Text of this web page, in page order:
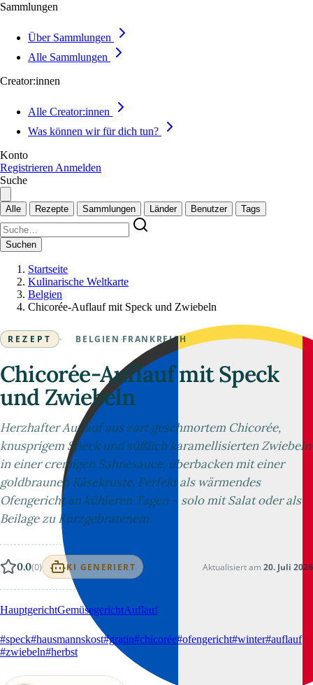
Sammlungen
Über Sammlungen
Alle Sammlungen
Creator:innen
Alle Creator:innen
Was können wir für dich tun?
Konto
Registrieren Anmelden
Suche
Alle Rezepte Sammlungen Länder Benutzer Tags
Suchen
Startseite
Kulinarische Weltkarte
Belgien
Chicorée-Auflauf mit Speck und Zwiebeln
REZEPT · BELGIEN ·FRANKREICH
Chicorée-Auflauf mit Speck
und Zwiebeln
Herzhafter Auflauf aus zart geschmortem Chicorée,
knusprigem Speck und süßlich karamellisierten Zwiebeln
in einer cremigen Sahnesauce, überbacken mit einer
goldbraunen Käsekruste. Perfekt als wärmendes
Ofengericht an kühleren Tagen – solo mit Salat oder als
Beilage zu Kurzgebratenem.
0.0(0) KI GENERIERT Aktualisiert am 20. Juli 2026
HauptgerichtGemüsegerichtAuflauf
#speck#hausmannskost#gratin#chicorée#ofengericht#winter#auflauf
#zwiebeln#herbst